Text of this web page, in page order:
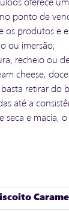
ponto de
os produtos e
ou imersão;
recheio ou
cheese,
retirar do
até a
seca e macia,